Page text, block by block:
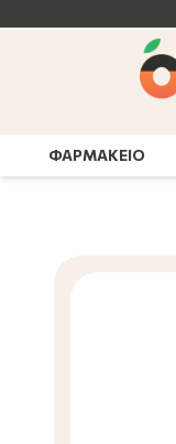
ΦΑΡΜΑΚΕΙΟ